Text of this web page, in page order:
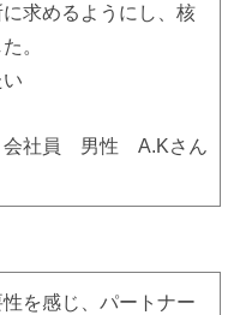
求めるようにし、核
。
社員 男性 A.Kさん
を感じ、パートナー